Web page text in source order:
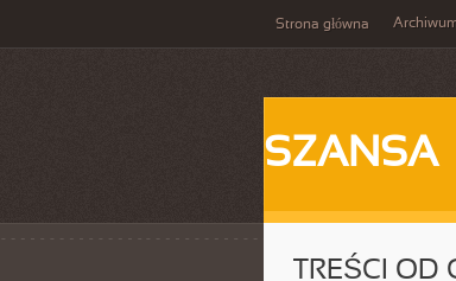
Strona główna
SZANSA
TREŚCI